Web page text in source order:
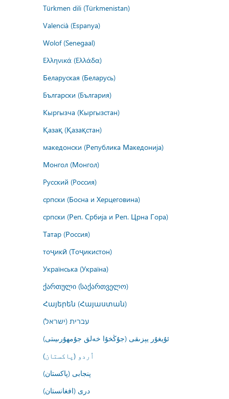
Türkmen dili (Türkmenistan)
Valencià (Espanya)
Wolof (Senegaal)
Ελληνικά (Ελλάδα)
Беларуская (Беларусь)
Български (България)
Кыргызча (Кыргызстан)
Қазақ (Қазақстан)
македонски (Република Македонија)
Монгол (Монгол)
Русский (Россия)
српски (Босна и Херцеговина)
српски (Реп. Србија и Реп. Црна Гора)
Татар (Россия)
тоҷикӣ (Тоҷикистон)
Українська (Україна)
ქართული (საქართველო)
Հայերեն (Հայաստան)
עברית (ישראל)
ئۇيغۇر يېزىقى (جۇڭخۇا خەلق جۇمھۇرىيىتى)
اُردو (پاکستان)
پنجابی (پاکستان)
درى (افغانستان)